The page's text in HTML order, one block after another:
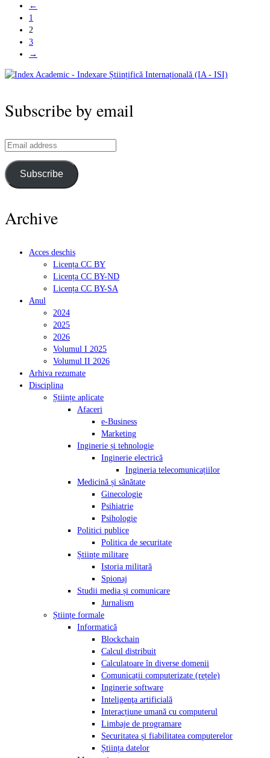
←
1
2
3
→
Subscribe by email
Email
Subscribe
Archive
Acces deschis
Licența CC BY
Licența CC BY-ND
Licența CC BY-SA
Anul
2024
2025
2026
Volumul I 2025
Volumul II 2026
Arhiva rezumate
Disciplina
Științe aplicate
Afaceri
e-Business
Marketing
Inginerie și tehnologie
Inginerie electrică
Ingineria telecomunicațiilor
Medicină și sănătate
Ginecologie
Psihiatrie
Psihologie
Politici publice
Politica de securitate
Științe militare
Istoria militară
Spionaj
Studii media și comunicare
Jurnalism
Științe formale
Informatică
Blockchain
Calcul distribuit
Calculatoare în diverse domenii
Comunicații computerizate (rețele)
Inginerie software
Inteligenţa artificială
Interacțiune umană cu computerul
Limbaje de programare
Securitatea și fiabilitatea computerelor
Știința datelor